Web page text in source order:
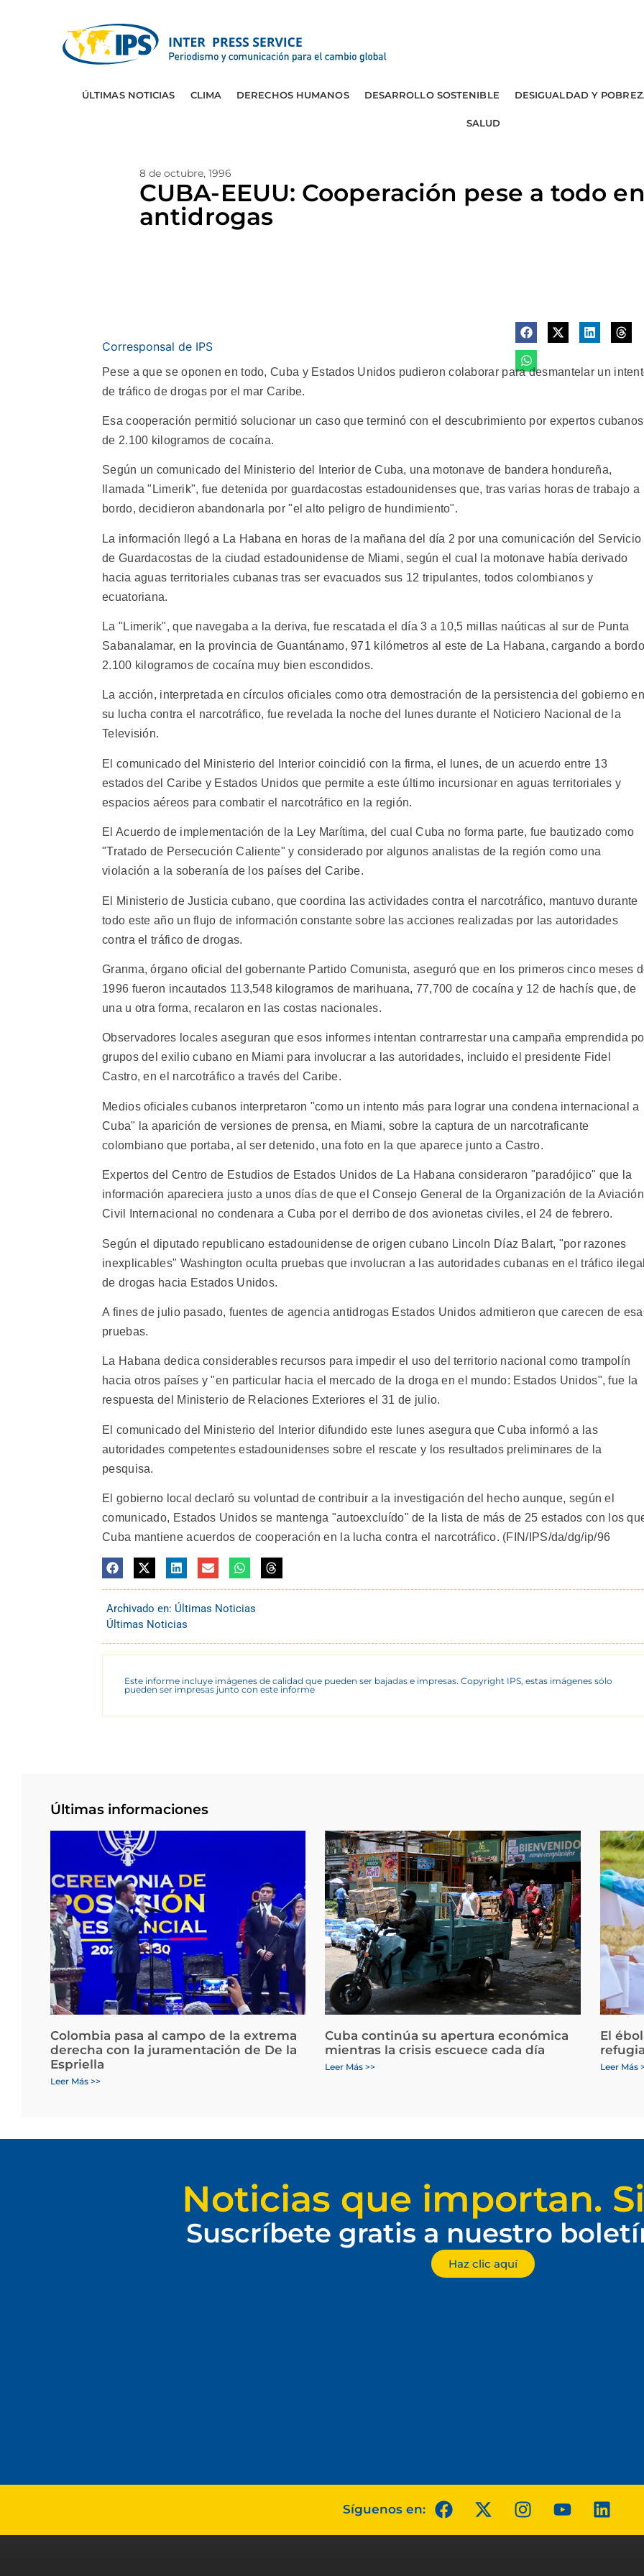
ÚLTIMAS NOTICIAS CLIMA DERECHOS HUMANOS DESARROLLO SOSTENIBLE DESIGUALDAD Y
SALUD
8 de octubre, 1996
CUBA-EEUU: Cooperación pese a todo
antidrogas
Corresponsal de IPS
Pese a que se oponen en todo, Cuba y Estados Unidos pudieron colaborar para desmantelar un
de tráfico de drogas por el mar Caribe.
Esa cooperación permitió solucionar un caso que terminó con el descubrimiento por expertos cubanos
de 2.100 kilogramos de cocaína.
Según un comunicado del Ministerio del Interior de Cuba, una motonave de bandera hondureña,
llamada "Limerik", fue detenida por guardacostas estadounidenses que, tras varias horas de trabajo a
bordo, decidieron abandonarla por "el alto peligro de hundimiento".
La información llegó a La Habana en horas de la mañana del día 2 por una comunicación del Servicio
de Guardacostas de la ciudad estadounidense de Miami, según el cual la motonave había derivado
hacia aguas territoriales cubanas tras ser evacuados sus 12 tripulantes, todos colombianos y
ecuatoriana.
La "Limerik", que navegaba a la deriva, fue rescatada el día 3 a 10,5 millas naúticas al sur de Punta
Sabanalamar, en la provincia de Guantánamo, 971 kilómetros al este de La Habana, cargando a
2.100 kilogramos de cocaína muy bien escondidos.
La acción, interpretada en círculos oficiales como otra demostración de la persistencia del gobierno en
su lucha contra el narcotráfico, fue revelada la noche del lunes durante el Noticiero Nacional de la
Televisión.
El comunicado del Ministerio del Interior coincidió con la firma, el lunes, de un acuerdo entre 13
estados del Caribe y Estados Unidos que permite a este último incursionar en aguas territoriales y
espacios aéreos para combatir el narcotráfico en la región.
El Acuerdo de implementación de la Ley Marítima, del cual Cuba no forma parte, fue bautizado como
"Tratado de Persecución Caliente" y considerado por algunos analistas de la región como una
violación a la soberanía de los países del Caribe.
El Ministerio de Justicia cubano, que coordina las actividades contra el narcotráfico, mantuvo durante
todo este año un flujo de información constante sobre las acciones realizadas por las autoridades
contra el tráfico de drogas.
Granma, órgano oficial del gobernante Partido Comunista, aseguró que en los primeros cinco meses
1996 fueron incautados 113,548 kilogramos de marihuana, 77,700 de cocaína y 12 de hachís que, de
una u otra forma, recalaron en las costas nacionales.
Observadores locales aseguran que esos informes intentan contrarrestar una campaña emprendida
grupos del exilio cubano en Miami para involucrar a las autoridades, incluido el presidente Fidel
Castro, en el narcotráfico a través del Caribe.
Medios oficiales cubanos interpretaron "como un intento más para lograr una condena internacional a
Cuba" la aparición de versiones de prensa, en Miami, sobre la captura de un narcotraficante
colombiano que portaba, al ser detenido, una foto en la que aparece junto a Castro.
Expertos del Centro de Estudios de Estados Unidos de La Habana consideraron "paradójico" que la
información apareciera justo a unos días de que el Consejo General de la Organización de la Aviación
Civil Internacional no condenara a Cuba por el derribo de dos avionetas civiles, el 24 de febrero.
Según el diputado republicano estadounidense de origen cubano Lincoln Díaz Balart, "por razones
inexplicables" Washington oculta pruebas que involucran a las autoridades cubanas en el tráfico
de drogas hacia Estados Unidos.
A fines de julio pasado, fuentes de agencia antidrogas Estados Unidos admitieron que carecen de
pruebas.
La Habana dedica considerables recursos para impedir el uso del territorio nacional como trampolín
hacia otros países y "en particular hacia el mercado de la droga en el mundo: Estados Unidos", fue la
respuesta del Ministerio de Relaciones Exteriores el 31 de julio.
El comunicado del Ministerio del Interior difundido este lunes asegura que Cuba informó a las
autoridades competentes estadounidenses sobre el rescate y los resultados preliminares de la
pesquisa.
El gobierno local declaró su voluntad de contribuir a la investigación del hecho aunque, según el
comunicado, Estados Unidos se mantenga "autoexcluído" de la lista de más de 25 estados con los
Cuba mantiene acuerdos de cooperación en la lucha contra el narcotráfico. (FIN/IPS/da/dg/ip/96
Archivado en: Últimas Noticias
Últimas Noticias
Este informe incluye imágenes de calidad que pueden ser bajadas e impresas. Copyright IPS, estas imágenes sólo
pueden ser impresas junto con este informe
Últimas informaciones
Colombia pasa al campo de la extrema
derecha con la juramentación de De la
Espriella
Leer Más >>
Cuba continúa su apertura económica
mientras la crisis escuece cada día
Leer Más >>
El
Leer Más
Noticias que importan.
Suscríbete gratis a nuestro
Haz clic aquí
Síguenos en: